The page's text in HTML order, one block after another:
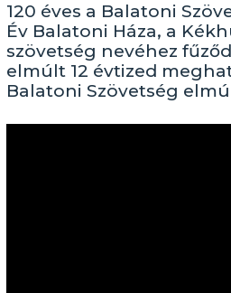
120 éves a Balatoni
Év Balatoni Háza, a
szövetség nevéhez
elmúlt 12 évtized
Balatoni Szövetség